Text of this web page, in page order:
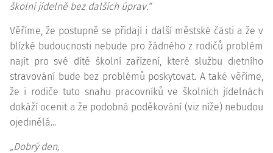
školní jídelně bez dalších úprav.“
Věříme, že postupně se přidají i další městské části a že v
blízké budoucnosti nebude pro žádného z rodičů problém
najít pro své dítě školní zařízení, které službu dietního
stravování bude bez problémů poskytovat. A také věříme,
že i rodiče tuto snahu pracovníků ve školních jídelnách
dokáží ocenit a že podobná poděkování (viz níže) nebudou
ojedinělá...
„Dobrý den,